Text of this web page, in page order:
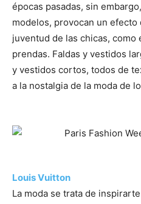
épocas pasadas, sin
modelos, provocan un
juventud de las chicas, como
prendas. Faldas y vestidos
y vestidos cortos, todos de
a la nostalgia de la moda de
Louis Vuitton
La moda se trata de